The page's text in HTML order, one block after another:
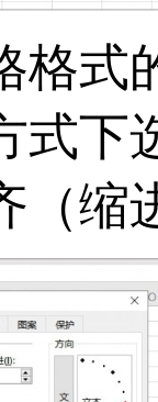
格式
式下
（缩